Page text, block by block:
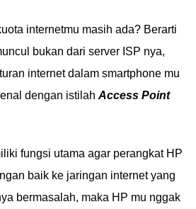
internetmu masih ada? Berarti
bukan dari server ISP nya,
internet dalam smartphone mu
dengan istilah Access Point
fungsi utama agar perangkat HP
baik ke jaringan internet yang
bermasalah, maka HP mu nggak